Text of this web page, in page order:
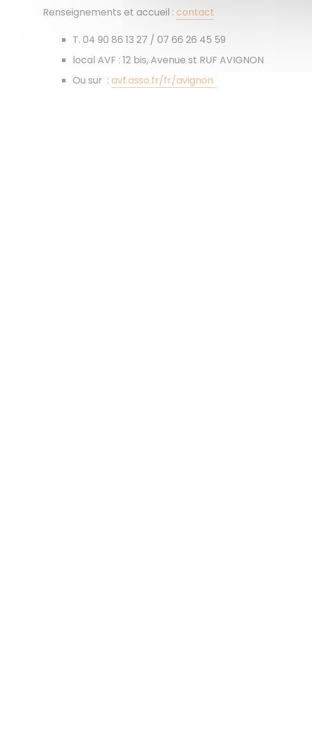
Renseignements et accueil : contact
T. 04 90 86 13 27 / 07 66 26 45 59
local AVF : 12 bis, Avenue st RUF AVIGNON
Ou sur : avf.asso.fr/fr/avignon